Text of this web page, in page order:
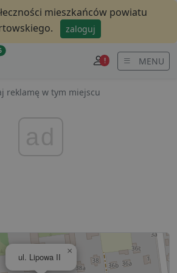
mieszkańców powiatu
zaloguj
! MENU
reklamę w tym miejscu
ul. Lipowa II
×